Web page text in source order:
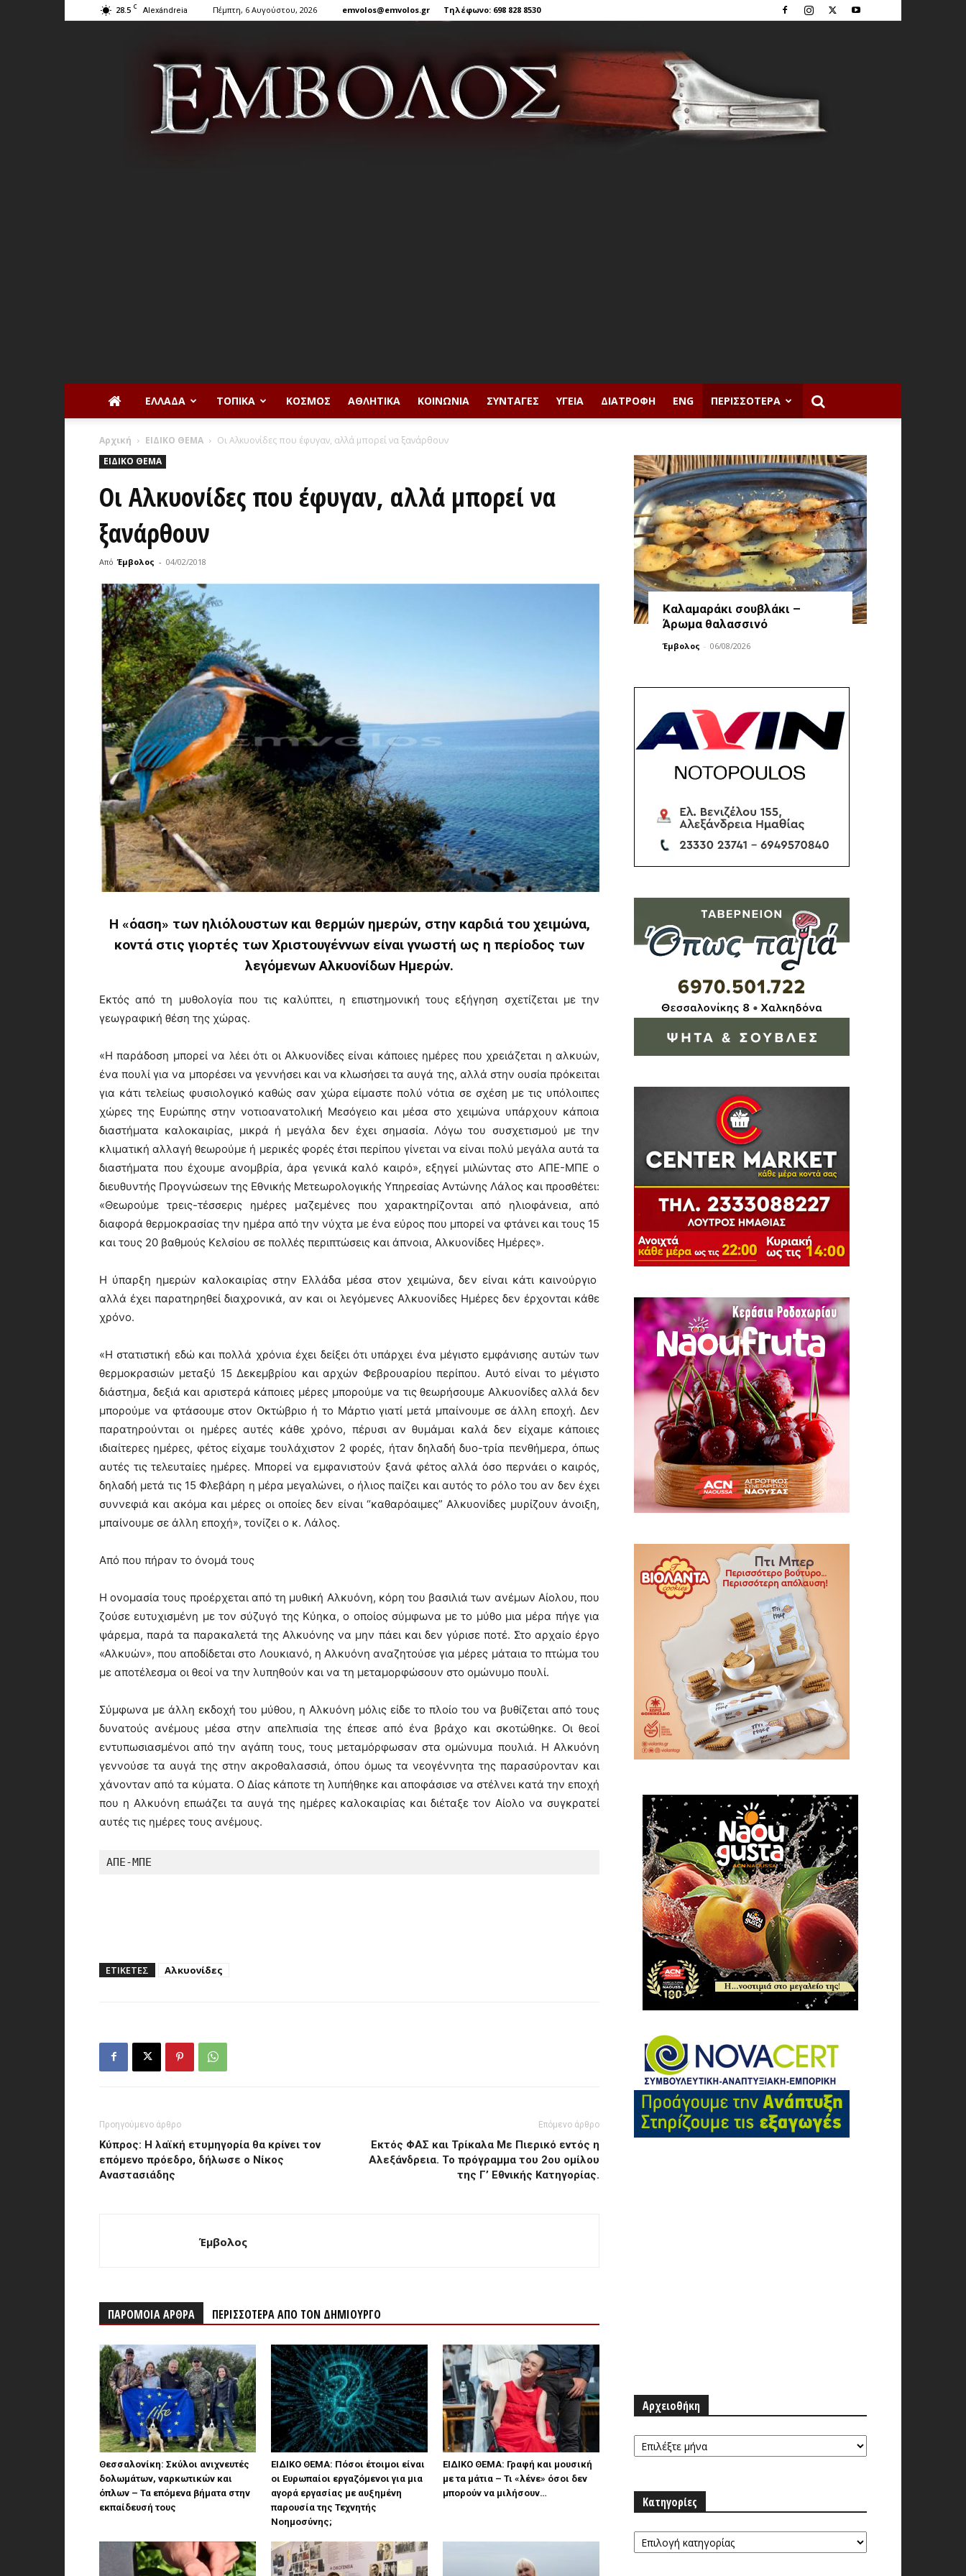
28.5 C Alexándreia Πέμπτη, 6 Αυγούστου, 2026 emvolos@emvolos.gr Τηλέφωνο: 698 828 8530
ΕΛΛΆΔΑ ΤΟΠΙΚΆ ΚΌΣΜΟΣ ΑΘΛΗΤΙΚΆ ΚΟΙΝΩΝΊΑ ΣΥΝΤΑΓΈΣ ΥΓΕΊΑ ΔΙΑΤΡΟΦΉ ENG ΠΕΡΙΣΣΌΤΕΡΑ
Αρχική ΕΙΔΙΚΟ ΘΕΜΑ
Οι Αλκυονίδες που έφυγαν, αλλά μπορεί να ξανάρθουν
ΕΙΔΙΚΟ ΘΕΜΑ
Οι Αλκυονίδες που έφυγαν, αλλά μπορεί να
ξανάρθουν
Από Έμβολος - 04/02/2018
H «όαση» των ηλιόλουστων και θερμών ημερών, στην καρδιά του χειμώνα,
κοντά στις γιορτές των Χριστουγέννων είναι γνωστή ως η περίοδος των
λεγόμενων Αλκυονίδων Ημερών.
Εκτός από τη μυθολογία που τις καλύπτει, η επιστημονική τους εξήγηση σχετίζεται με την
γεωγραφική θέση της χώρας.
«Η παράδοση μπορεί να λέει ότι οι Αλκυονίδες είναι κάποιες ημέρες που χρειάζεται η αλκυών,
ένα πουλί για να μπορέσει να γεννήσει και να κλωσήσει τα αυγά της, αλλά στην ουσία πρόκειται
για κάτι τελείως φυσιολογικό καθώς σαν χώρα είμαστε πολύ νότια σε σχέση με τις υπόλοιπες
χώρες της Ευρώπης στην νοτιοανατολική Μεσόγειο και μέσα στο χειμώνα υπάρχουν κάποια
διαστήματα καλοκαιρίας, μικρά ή μεγάλα δεν έχει σημασία. Λόγω του συσχετισμού με την
κλιματική αλλαγή θεωρούμε ή μερικές φορές έτσι περίπου γίνεται να είναι πολύ μεγάλα αυτά τα
διαστήματα που έχουμε ανομβρία, άρα γενικά καλό καιρό», εξηγεί μιλώντας στο ΑΠΕ-ΜΠΕ ο
διευθυντής Προγνώσεων της Εθνικής Μετεωρολογικής Υπηρεσίας Αντώνης Λάλος και προσθέτει:
«Θεωρούμε τρεις-τέσσερις ημέρες μαζεμένες που χαρακτηρίζονται από ηλιοφάνεια, από
διαφορά θερμοκρασίας την ημέρα από την νύχτα με ένα εύρος που μπορεί να φτάνει και τους 15
και τους 20 βαθμούς Κελσίου σε πολλές περιπτώσεις και άπνοια, Αλκυονίδες Ημέρες».
Η ύπαρξη ημερών καλοκαιρίας στην Ελλάδα μέσα στον χειμώνα, δεν είναι κάτι καινούργιο
αλλά έχει παρατηρηθεί διαχρονικά, αν και οι λεγόμενες Αλκυονίδες Ημέρες δεν έρχονται κάθε
χρόνο.
«Η στατιστική εδώ και πολλά χρόνια έχει δείξει ότι υπάρχει ένα μέγιστο εμφάνισης αυτών των
θερμοκρασιών μεταξύ 15 Δεκεμβρίου και αρχών Φεβρουαρίου περίπου. Αυτό είναι το μέγιστο
διάστημα, δεξιά και αριστερά κάποιες μέρες μπορούμε να τις θεωρήσουμε Αλκυονίδες αλλά δεν
μπορούμε να φτάσουμε στον Οκτώβριο ή το Μάρτιο γιατί μετά μπαίνουμε σε άλλη εποχή. Δεν
παρατηρούνται οι ημέρες αυτές κάθε χρόνο, πέρυσι αν θυμάμαι καλά δεν είχαμε κάποιες
ιδιαίτερες ημέρες, φέτος είχαμε τουλάχιστον 2 φορές, ήταν δηλαδή δυο-τρία πενθήμερα, όπως
αυτές τις τελευταίες ημέρες. Μπορεί να εμφανιστούν ξανά φέτος αλλά όσο περνάει ο καιρός,
δηλαδή μετά τις 15 Φλεβάρη η μέρα μεγαλώνει, ο ήλιος παίζει και αυτός το ρόλο του αν δεν έχει
συννεφιά και ακόμα και μέρες οι οποίες δεν είναι “καθαρόαιμες” Αλκυονίδες μυρίζουν άνοιξη,
μπαίνουμε σε άλλη εποχή», τονίζει ο κ. Λάλος.
Από που πήραν το όνομά τους
Η ονομασία τους προέρχεται από τη μυθική Αλκυόνη, κόρη του βασιλιά των ανέμων Αίολου, που
ζούσε ευτυχισμένη με τον σύζυγό της Κύηκα, ο οποίος σύμφωνα με το μύθο μια μέρα πήγε για
ψάρεμα, παρά τα παρακαλετά της Αλκυόνης να μην πάει και δεν γύρισε ποτέ. Στο αρχαίο έργο
«Αλκυών», που αποδίδεται στο Λουκιανό, η Αλκυόνη αναζητούσε για μέρες μάταια το πτώμα του
με αποτέλεσμα οι θεοί να την λυπηθούν και να τη μεταμορφώσουν στο ομώνυμο πουλί.
Σύμφωνα με άλλη εκδοχή του μύθου, η Αλκυόνη μόλις είδε το πλοίο του να βυθίζεται από τους
δυνατούς ανέμους μέσα στην απελπισία της έπεσε από ένα βράχο και σκοτώθηκε. Οι θεοί
εντυπωσιασμένοι από την αγάπη τους, τους μεταμόρφωσαν στα ομώνυμα πουλιά. Η Αλκυόνη
γεννούσε τα αυγά της στην ακροθαλασσιά, όπου όμως τα νεογέννητα της παρασύρονταν και
χάνονταν από τα κύματα. Ο Δίας κάποτε τη λυπήθηκε και αποφάσισε να στέλνει κατά την εποχή
που η Αλκυόνη επωάζει τα αυγά της ημέρες καλοκαιρίας και διέταξε τον Αίολο να συγκρατεί
αυτές τις ημέρες τους ανέμους.
ΑΠΕ-ΜΠΕ
ΕΤΙΚΕΤΕΣ Αλκυονίδες
Προηγούμενο άρθρο
Κύπρος: Η λαϊκή ετυμηγορία θα κρίνει τον
επόμενο πρόεδρο, δήλωσε ο Νίκος
Αναστασιάδης
Επόμενο άρθρο
Εκτός ΦΑΣ και Τρίκαλα Με Πιερικό εντός η
Αλεξάνδρεια. Το πρόγραμμα του 2ου ομίλου
της Γ’ Εθνικής Κατηγορίας.
Έμβολος
ΠΑΡΟΜΟΙΑ ΑΡΘΡΑ ΠΕΡΙΣΣΟΤΕΡΑ ΑΠΟ ΤΟΝ ΔΗΜΙΟΥΡΓΟ
Θεσσαλονίκη: Σκύλοι ανιχνευτές
δολωμάτων, ναρκωτικών και
όπλων – Τα επόμενα βήματα στην
εκπαίδευσή τους
ΕΙΔΙΚΟ ΘΕΜΑ: Πόσοι έτοιμοι είναι
οι Ευρωπαίοι εργαζόμενοι για μια
αγορά εργασίας με αυξημένη
παρουσία της Τεχνητής
Νοημοσύνης;
ΕΙΔΙΚΟ ΘΕΜΑ: Γραφή και μουσική
με τα μάτια – Τι «λένε» όσοι δεν
μπορούν να μιλήσουν…
Καλαμαράκι σουβλάκι –
Άρωμα θαλασσινό
Έμβολος - 06/08/2026
Αρχειοθήκη
Αρχειοθήκη
Κατηγορίες
Κατηγορίες